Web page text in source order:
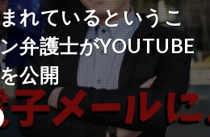
れているというこ
弁護士がYOUTUBE
公開